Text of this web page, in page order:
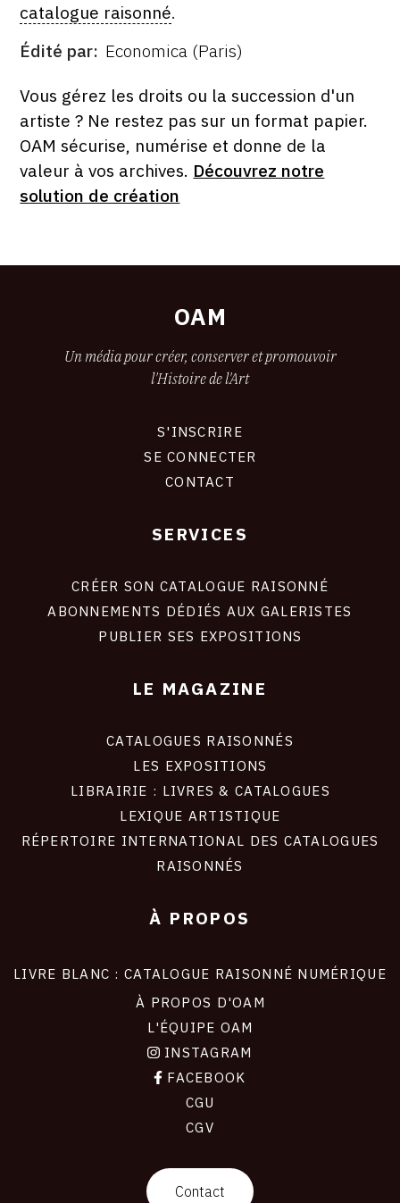
catalogue raisonné.
ÉDITÉ
Édité par Economica (Paris)
FORMAT
ÉTAT
Vous gérez les droits ou la succession d'un
artiste ? Ne restez pas sur un format papier.
OAM sécurise, numérise et donne de la
valeur à vos archives. Découvrez notre
solution de création
OAM
Un média pour créer, conserver et promouvoir
l'Histoire de l'Art
S'INSCRIRE
SE CONNECTER
CONTACT
SERVICES
CRÉER SON CATALOGUE RAISONNÉ
ABONNEMENTS DÉDIÉS AUX GALERISTES
PUBLIER SES EXPOSITIONS
LE MAGAZINE
CATALOGUES RAISONNÉS
LES EXPOSITIONS
LIBRAIRIE : LIVRES & CATALOGUES
LEXIQUE ARTISTIQUE
RÉPERTOIRE INTERNATIONAL DES CATALOGUES
RAISONNÉS
À PROPOS
LIVRE BLANC : CATALOGUE RAISONNÉ NUMÉRIQUE
À PROPOS D'OAM
L'ÉQUIPE OAM
INSTAGRAM
FACEBOOK
CGU
CGV
Contact